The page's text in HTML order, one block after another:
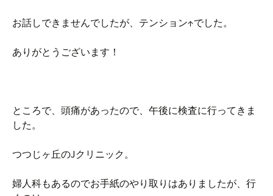
お話しできませんでしたが、テンション↑でした。
ありがとうございます！
ところで、頭痛があったので、午後に検査に行ってきま
した。
つつじヶ丘のJクリニック。
婦人科もあるのでお手紙のやり取りはありましたが、行